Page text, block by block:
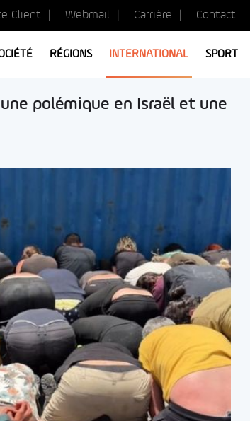
Client Webmail Carrière Contact
RÉGIONS INTERNATIONAL SPORT
polémique en Israël et une